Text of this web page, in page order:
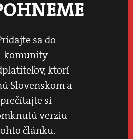
sa do
komunity
ktorí
Slovenskom a
prečítajte si
verziu
článku.